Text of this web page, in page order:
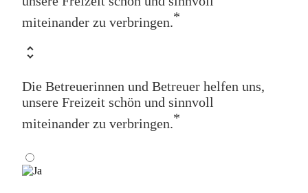
miteinander zu verbringen.*
Die Betreuerinnen und Betreuer helfen uns,
unsere Freizeit schön und sinnvoll
miteinander zu verbringen.*